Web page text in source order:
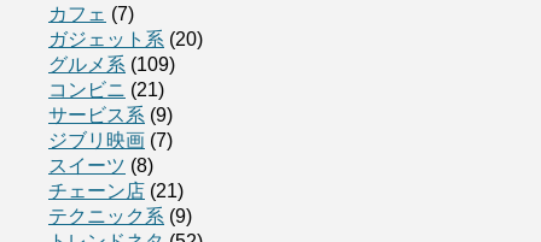
カフェ (7)
ガジェット系 (20)
グルメ系 (109)
コンビニ (21)
サービス系 (9)
ジブリ映画 (7)
スイーツ (8)
チェーン店 (21)
テクニック系 (9)